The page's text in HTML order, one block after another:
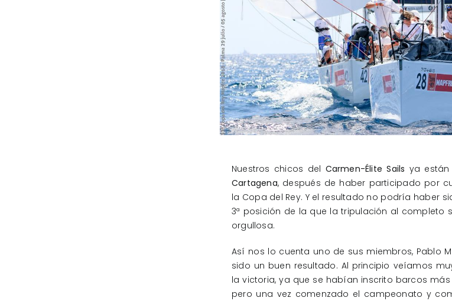
Nuestros chicos del Carmen-Élite Sails ya
Cartagena, después de haber participado por
la Copa del Rey. Y el resultado no podría haber
3ª posición de la que la tripulación al completo
orgullosa.
Así nos lo cuenta uno de sus miembros, Pablo
sido un buen resultado. Al principio veíamos
la victoria, ya que se habían inscrito barcos
pero una vez comenzado el campeonato y